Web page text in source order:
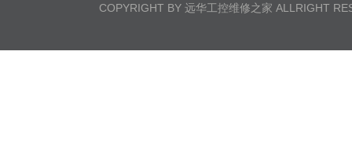
COPYRIGHT BY 远华工控维修之家 ALLRIGHT